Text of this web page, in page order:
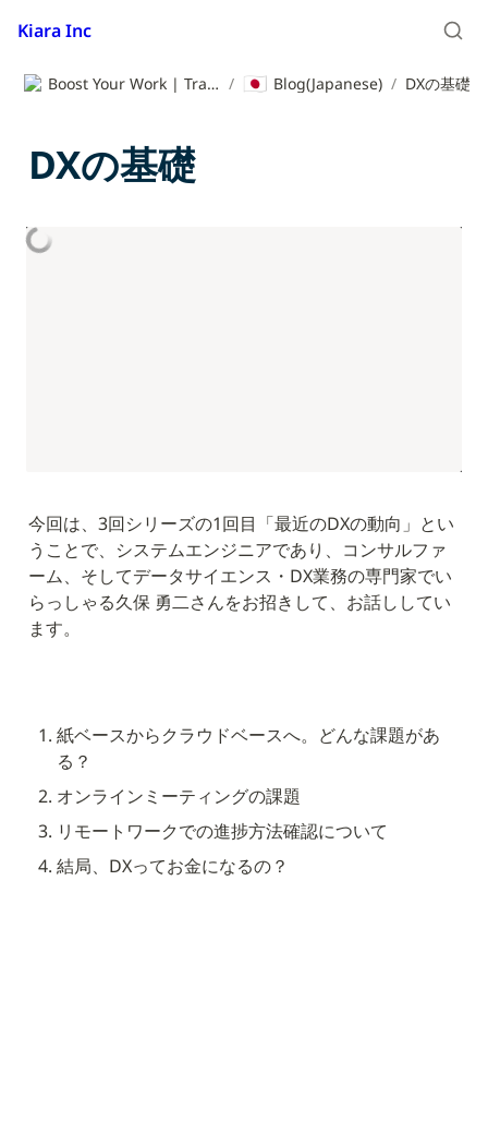
Kiara Inc
Boost Your Work | Translation App | Kiara Inc. / 🇯🇵 Blog(Japanese) / DXの基礎
DXの基礎
今回は、3回シリーズの1回目「最近のDXの動向」とい
うことで、システムエンジニアであり、コンサルファ
ーム、そしてデータサイエンス・DX業務の専門家でい
らっしゃる久保 勇二さんをお招きして、お話ししてい
ます。
紙ベースからクラウドベースへ。どんな課題があ
る？
オンラインミーティングの課題
リモートワークでの進捗方法確認について
結局、DXってお金になるの？